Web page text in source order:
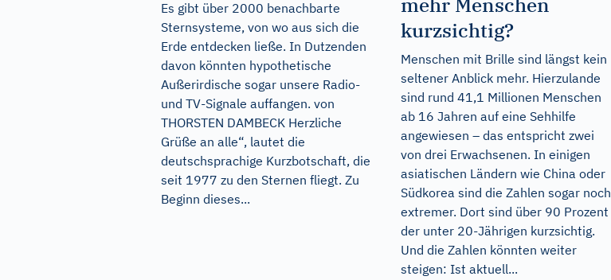
Es gibt über 2000 benachbarte
Sternsysteme, von wo aus sich die
Erde entdecken ließe. In Dutzenden
davon könnten hypothetische
Außerirdische sogar unsere Radio-
und TV-Signale auffangen. von
THORSTEN DAMBECK Herzliche
Grüße an alle“, lautet die
deutschsprachige Kurzbotschaft, die
seit 1977 zu den Sternen fliegt. Zu
Beginn dieses...
kurzsichtig?
Menschen mit Brille sind längst kein
seltener Anblick mehr. Hierzulande
sind rund 41,1 Millionen Menschen
ab 16 Jahren auf eine Sehhilfe
angewiesen – das entspricht zwei
von drei Erwachsenen. In einigen
asiatischen Ländern wie China oder
Südkorea sind die Zahlen sogar noch
extremer. Dort sind über 90 Prozent
der unter 20-Jährigen kurzsichtig.
Und die Zahlen könnten weiter
steigen: Ist aktuell...